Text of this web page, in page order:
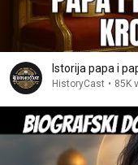
Istorija papa i
HistoryCast • 85K